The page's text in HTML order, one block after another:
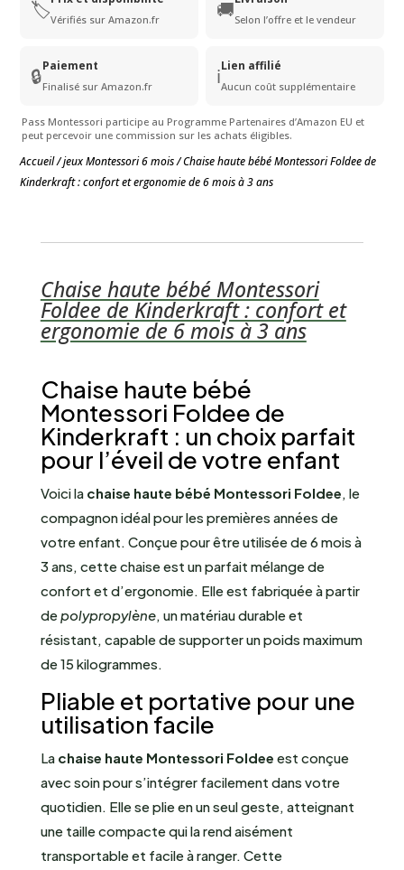
🏷️Vérifiés sur Amazon.fr 🚚Selon l’offre et le vendeur
🔒Paiement
Finalisé sur Amazon.fr ℹ️Lien affilié
Aucun coût supplémentaire
Pass Montessori participe au Programme Partenaires d’Amazon EU et
peut percevoir une commission sur les achats éligibles.
Accueil/jeux Montessori 6 mois/ Chaise haute bébé Montessori Foldee de
Kinderkraft : confort et ergonomie de 6 mois à 3 ans
Chaise haute bébé Montessori
Foldee de Kinderkraft : confort et
ergonomie de 6 mois à 3 ans
Chaise haute bébé
Montessori Foldee de
Kinderkraft : un choix parfait
pour l’éveil de votre enfant
Voici la chaise haute bébé Montessori Foldee, le
compagnon idéal pour les premières années de
votre enfant. Conçue pour être utilisée de 6 mois à
3 ans, cette chaise est un parfait mélange de
confort et d’ergonomie. Elle est fabriquée à partir
depolypropylène, un matériau durable et
résistant, capable de supporter un poids maximum
de 15 kilogrammes.
Pliable et portative pour une
utilisation facile
La chaise haute Montessori Foldee est conçue
avec soin pour s’intégrer facilement dans votre
quotidien. Elle se plie en un seul geste, atteignant
une taille compacte qui la rend aisément
transportable et facile à ranger. Cette